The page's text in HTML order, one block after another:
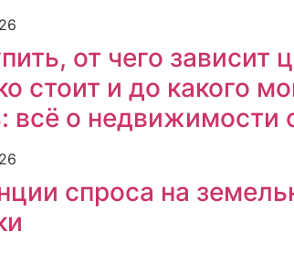
от чего зависит
стоит и до какого
всё о недвижимости
спроса на